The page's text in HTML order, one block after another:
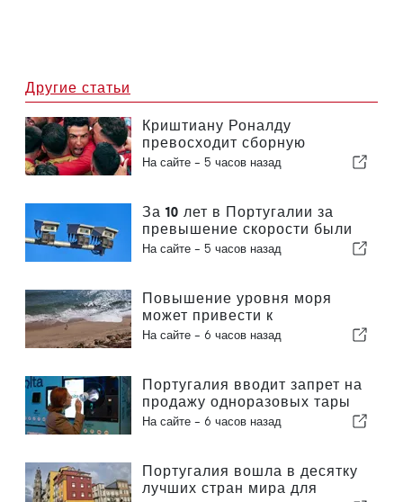
Другие статьи
Криштиану Роналду
превосходит сборную
Португалии по коммерческой
На сайте - 5 часов назад
За 10 лет в Португалии за
превышение скорости были
оштрафованы 3,6 миллиона
На сайте - 5 часов назад
Повышение уровня моря
может привести к
исчезновению 40 процентов
На сайте - 6 часов назад
Португалия вводит запрет на
продажу одноразовых тары
для напитков без маркировки
На сайте - 6 часов назад
Португалия вошла в десятку
лучших стран мира для